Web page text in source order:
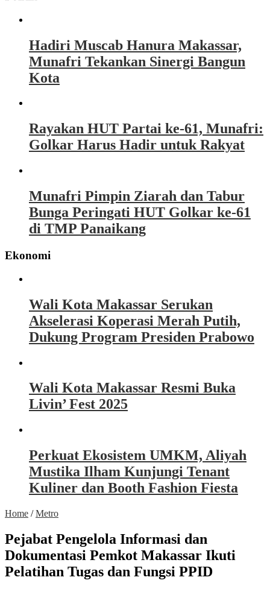
Hadiri Muscab Hanura Makassar,
Munafri Tekankan Sinergi Bangun
Kota
Rayakan HUT Partai ke-61, Munafri:
Golkar Harus Hadir untuk Rakyat
Munafri Pimpin Ziarah dan Tabur
Bunga Peringati HUT Golkar ke-61
di TMP Panaikang
Ekonomi
Wali Kota Makassar Serukan
Akselerasi Koperasi Merah Putih,
Dukung Program Presiden Prabowo
Wali Kota Makassar Resmi Buka
Livin’ Fest 2025
Perkuat Ekosistem UMKM, Aliyah
Mustika Ilham Kunjungi Tenant
Kuliner dan Booth Fashion Fiesta
Home /Metro
Pejabat Pengelola Informasi dan
Dokumentasi Pemkot Makassar Ikuti
Pelatihan Tugas dan Fungsi PPID